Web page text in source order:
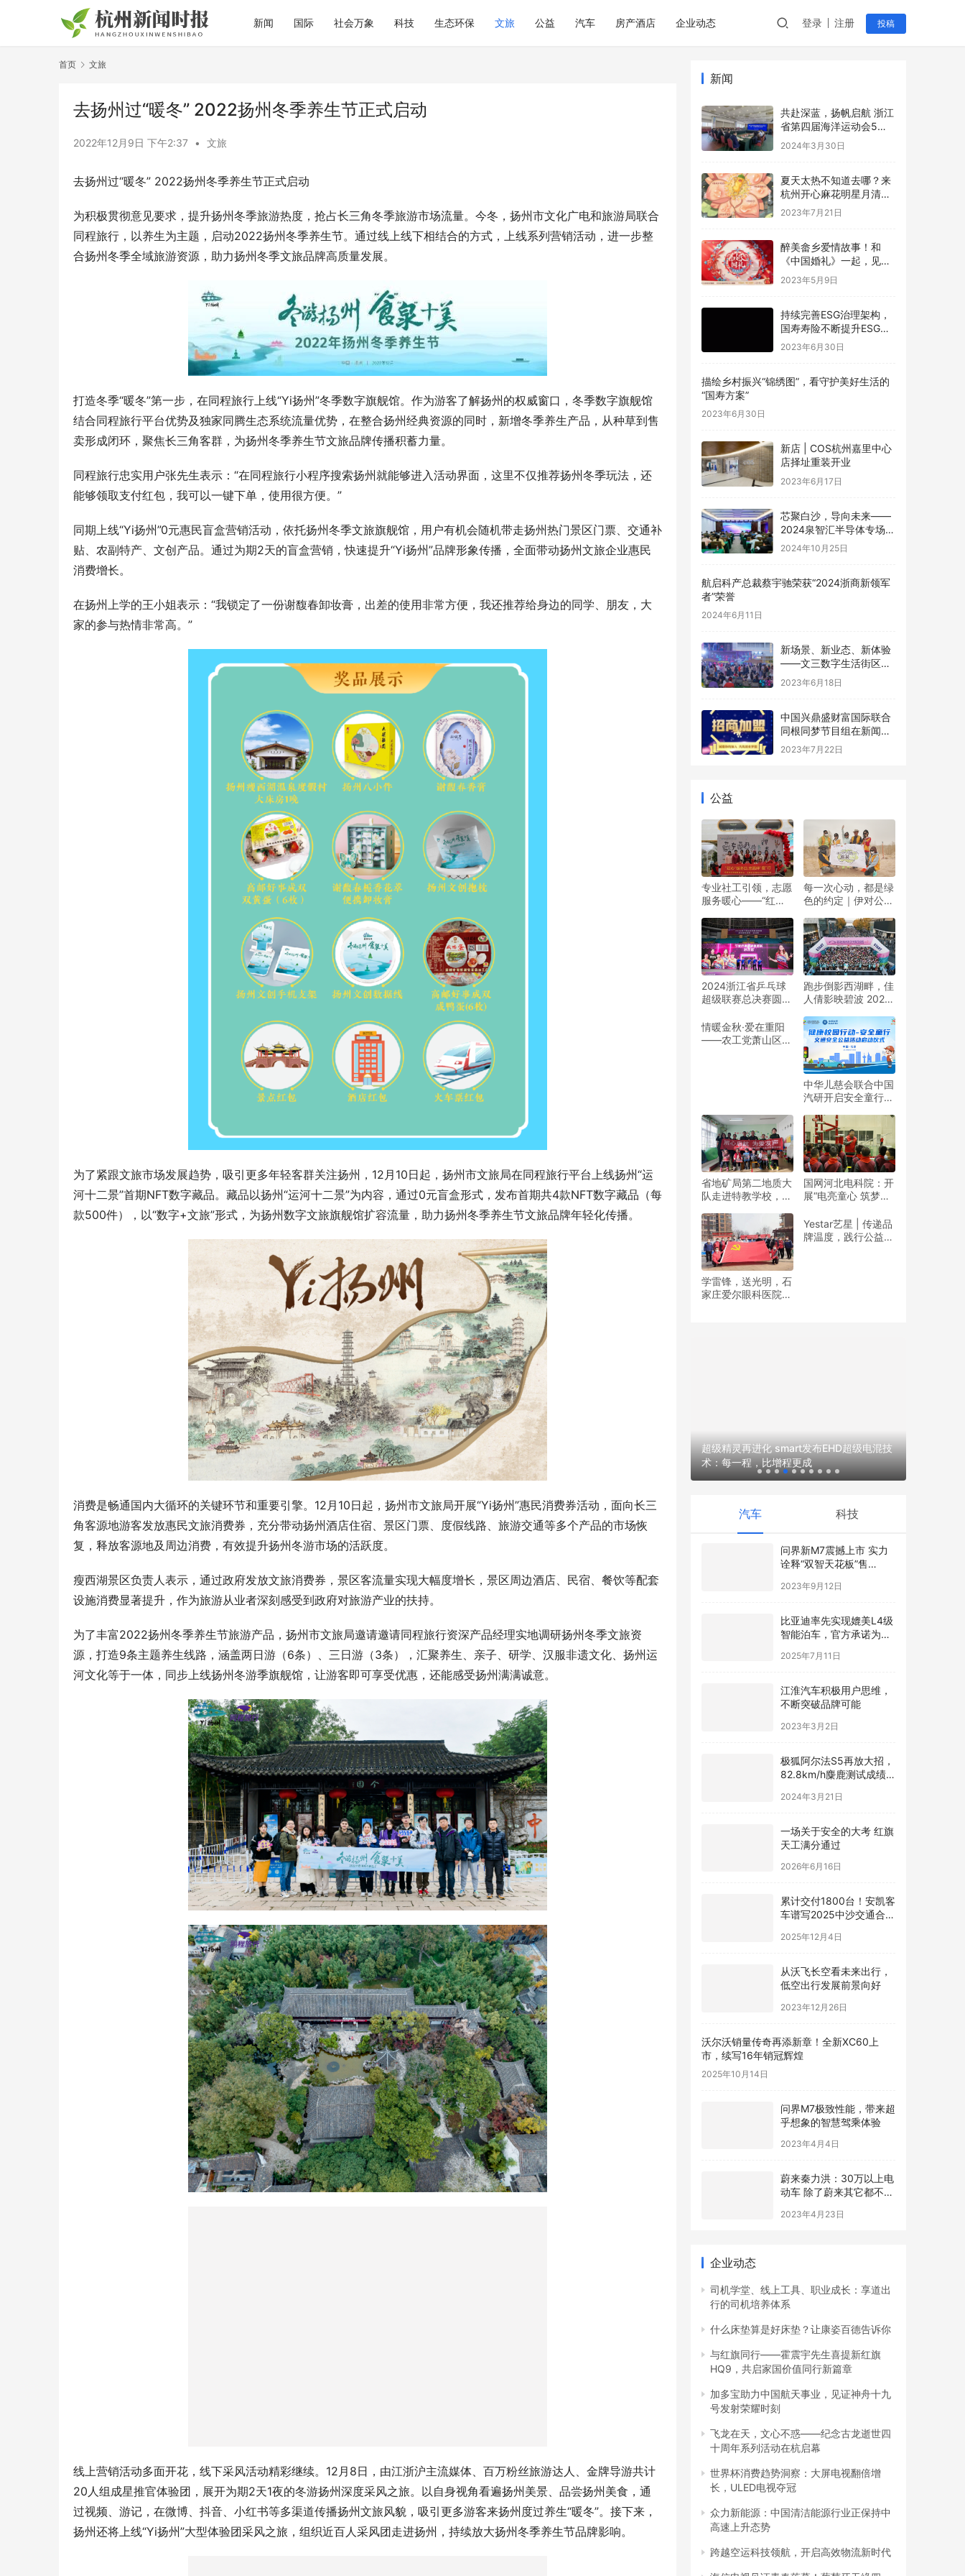
新闻 国际 社会万象 科技 生态环保 文旅 公益 汽车 房产酒店 企业动态 登录 注册 投稿
首页 文旅
去扬州过“暖冬” 2022扬州冬季养生节正式启动
2022年12月9日 下午2:37 • 文旅
去扬州过“暖冬” 2022扬州冬季养生节正式启动
为积极贯彻意见要求，提升扬州冬季旅游热度，抢占长三角冬季旅游市场流量。今冬，扬州市文化广电和旅游局联合
同程旅行，以养生为主题，启动2022扬州冬季养生节。通过线上线下相结合的方式，上线系列营销活动，进一步整
合扬州冬季全域旅游资源，助力扬州冬季文旅品牌高质量发展。
打造冬季“暖冬”第一步，在同程旅行上线“Yi扬州”冬季数字旗舰馆。作为游客了解扬州的权威窗口，冬季数字旗舰馆
结合同程旅行平台优势及独家同腾生态系统流量优势，在整合扬州经典资源的同时，新增冬季养生产品，从种草到售
卖形成闭环，聚焦长三角客群，为扬州冬季养生节文旅品牌传播积蓄力量。
同程旅行忠实用户张先生表示：“在同程旅行小程序搜索扬州就能够进入活动界面，这里不仅推荐扬州冬季玩法，还
能够领取支付红包，我可以一键下单，使用很方便。”
同期上线“Yi扬州”0元惠民盲盒营销活动，依托扬州冬季文旅旗舰馆，用户有机会随机带走扬州热门景区门票、交通补
贴、农副特产、文创产品。通过为期2天的盲盒营销，快速提升“Yi扬州”品牌形象传播，全面带动扬州文旅企业惠民
消费增长。
在扬州上学的王小姐表示：“我锁定了一份谢馥春卸妆膏，出差的使用非常方便，我还推荐给身边的同学、朋友，大
家的参与热情非常高。”
为了紧跟文旅市场发展趋势，吸引更多年轻客群关注扬州，12月10日起，扬州市文旅局在同程旅行平台上线扬州“运
河十二景”首期NFT数字藏品。藏品以扬州“运河十二景”为内容，通过0元盲盒形式，发布首期共4款NFT数字藏品（每
款500件），以“数字+文旅”形式，为扬州数字文旅旗舰馆扩容流量，助力扬州冬季养生节文旅品牌年轻化传播。
消费是畅通国内大循环的关键环节和重要引擎。12月10日起，扬州市文旅局开展“Yi扬州”惠民消费券活动，面向长三
角客源地游客发放惠民文旅消费券，充分带动扬州酒店住宿、景区门票、度假线路、旅游交通等多个产品的市场恢
复，释放客源地及周边消费，有效提升扬州冬游市场的活跃度。
瘦西湖景区负责人表示，通过政府发放文旅消费券，景区客流量实现大幅度增长，景区周边酒店、民宿、餐饮等配套
设施消费显著提升，作为旅游从业者深刻感受到政府对旅游产业的扶持。
为了丰富2022扬州冬季养生节旅游产品，扬州市文旅局邀请邀请同程旅行资深产品经理实地调研扬州冬季文旅资
源，打造9条主题养生线路，涵盖两日游（6条）、三日游（3条），汇聚养生、亲子、研学、汉服非遗文化、扬州运
河文化等于一体，同步上线扬州冬游季旗舰馆，让游客即可享受优惠，还能感受扬州满满诚意。
线上营销活动多面开花，线下采风活动精彩继续。12月8日，由江浙沪主流媒体、百万粉丝旅游达人、金牌导游共计
20人组成星推官体验团，展开为期2天1夜的冬游扬州深度采风之旅。以自身视角看遍扬州美景、品尝扬州美食，通
过视频、游记，在微博、抖音、小红书等多渠道传播扬州文旅风貌，吸引更多游客来扬州度过养生“暖冬”。接下来，
扬州还将上线“Yi扬州”大型体验团采风之旅，组织近百人采风团走进扬州，持续放大扬州冬季养生节品牌影响。
新闻
共赴深蓝，扬帆启航 浙江
省第四届海洋运动会5月
舟山嵊泗举办
2024年3月30日
夏天太热不知道去哪？来
杭州开心麻花明星月清凉
一夏！
2023年7月21日
醉美畲乡爱情故事！和
《中国婚礼》一起，见证
浙江的柔情与火辣
2023年5月9日
持续完善ESG治理架构，
国寿寿险不断提升ESG管
理水平
2023年6月30日
描绘乡村振兴“锦绣图”，看守护美好生活的
“国寿方案”
2023年6月30日
新店 | COS杭州嘉里中心
店择址重装开业
2023年6月17日
芯聚白沙，导向未来——
2024泉智汇半导体专场路
演精彩回顾
2024年10月25日
航启科产总裁蔡宇驰荣获“2024浙商新领军
者”荣誉
2024年6月11日
新场景、新业态、新体验
——文三数字生活街区数
字国潮市集沉浸式演绎夜
游新活力
2023年6月18日
中国兴鼎盛财富国际联合
同根同梦节目组在新闻发
布会发起招商令
2023年7月22日
公益
专业社工引领，志愿
服务暖心——“红心”
每一次心动，都是绿
色的约定｜伊对公益
双向奔赴
2024浙江省乒乓球
超级联赛总决赛圆满
跑步倒影西湖畔，佳
人倩影映碧波 2024
靓丽开赛
情暖金秋·爱在重阳
——农工党萧山区基
中华儿慈会联合中国
汽研开启安全童行公
省地矿局第二地质大
队走进特教学校，暖
国网河北电科院：开
展“电亮童心 筑梦未
学雷锋，送光明，石
家庄爱尔眼科医院党
Yestar艺星 | 传递品
牌温度，践行公益之
2024杭州茶博会10月24-27日在杭州武林
“云朵蓝”致敬“火焰蓝”，零距离体验消防，
感受英雄魅力！
2024年“超能杯”全国大学生社团展演汉服
秀挑战赛－杭州站来咯！
超级精灵再进化 smart发布EHD超级电混技
术：每一程，比增程更成
汽车 科技
问界新M7震撼上市 实力
诠释“双智天花板”售
2023年9月12日
比亚迪率先实现媲美L4级
智能泊车，官方承诺为安
2025年7月11日
江淮汽车积极用户思维，
不断突破品牌可能
2023年3月2日
极狐阿尔法S5再放大招，
82.8km/h麋鹿测试成绩
2024年3月21日
一场关于安全的大考 红旗
天工满分通过
2026年6月16日
累计交付1800台！安凯客
车谱写2025中沙交通合作
2025年12月4日
从沃飞长空看未来出行，
低空出行发展前景向好
2023年12月26日
沃尔沃销量传奇再添新章！全新XC60上
市，续写16年销冠辉煌
2025年10月14日
问界M7极致性能，带来超
乎想象的智慧驾乘体验
2023年4月4日
蔚来秦力洪：30万以上电
动车 除了蔚来其它都不符
2023年4月23日
企业动态
司机学堂、线上工具、职业成长：享道出
行的司机培养体系
什么床垫算是好床垫？让康姿百德告诉你
与红旗同行——霍震宇先生喜提新红旗
HQ9，共启家国价值同行新篇章
加多宝助力中国航天事业，见证神舟十九
号发射荣耀时刻
飞龙在天，文心不惑——纪念古龙逝世四
十周年系列活动在杭启幕
世界杯消费趋势洞察：大屏电视翻倍增
长，ULED电视夺冠
众力新能源：中国清洁能源行业正保持中
高速上升态势
跨越空运科技领航，开启高效物流新时代